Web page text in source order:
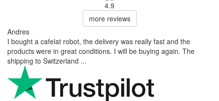
4.9
more reviews
Andres
I bought a cafelat robot, the delivery was really fast and the
products were in great conditions. I will be buying again. The
shipping to Switzerland ...